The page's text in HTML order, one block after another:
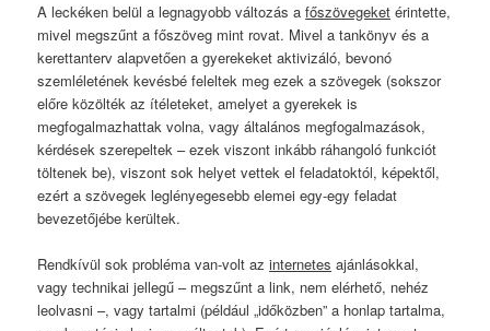
A leckéken belül a legnagyobb változás afőszövegeket érintette,
mivel megszűnt a főszöveg mint rovat. Mivel a tankönyv és a
kerettanterv alapvetően a gyerekeket aktivizáló, bevonó
szemléletének kevésbé feleltek meg ezek a szövegek (sokszor
előre közölték az ítéleteket, amelyet a gyerekek is
megfogalmazhattak volna, vagy általános megfogalmazások,
kérdések szerepeltek – ezek viszont inkább ráhangoló funkciót
töltenek be), viszont sok helyet vettek el feladatoktól, képektől,
ezért a szövegek leglényegesebb elemei egy-egy feladat
bevezetőjébe kerültek.
Rendkívül sok probléma van-volt azinternetes ajánlásokkal,
vagy technikai jellegű – megszűnt a link, nem elérhető, nehéz
leolvasni –, vagy tartalmi (például „időközben” a honlap tartalma,